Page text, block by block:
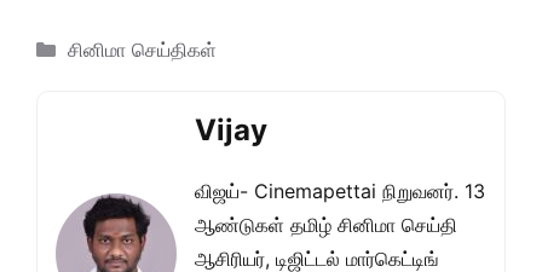
Categories
சினிமா செய்திகள்
Vijay
விஜய்- Cinemapettai நிறுவனர். 13
ஆண்டுகள் தமிழ் சினிமா செய்தி
ஆசிரியர், டிஜிட்டல் மார்கெட்டிங்